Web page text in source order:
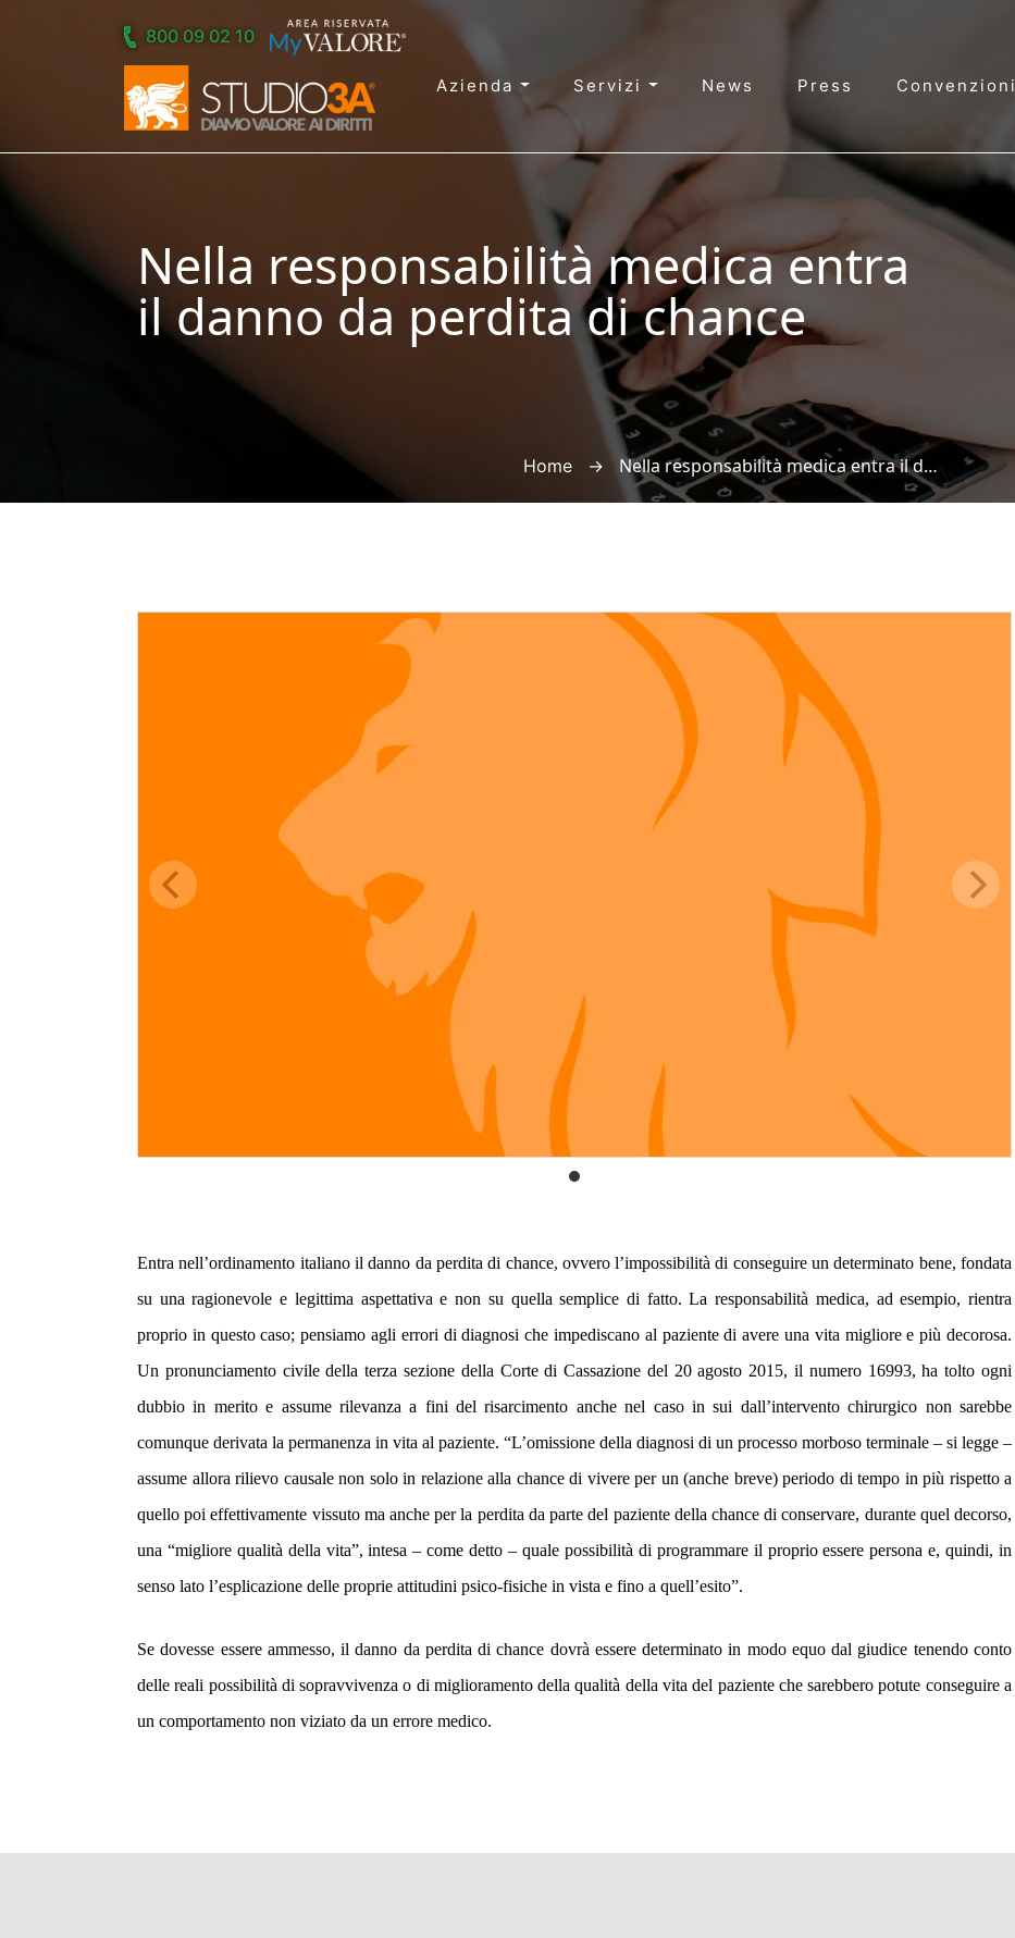
800 09 02 10
Azienda Servizi News Press Convenzioni
Nella responsabilità medica entra
il danno da perdita di chance
Home → Nella responsabilità medica entra il danno da perdita di chance
Entra nell’ordinamento italiano il danno da perdita di chance, ovvero l’impossibilità di conseguire un determinato bene, fondata
su una ragionevole e legittima aspettativa e non su quella semplice di fatto. La responsabilità medica, ad esempio, rientra
proprio in questo caso; pensiamo agli errori di diagnosi che impediscano al paziente di avere una vita migliore e più decorosa.
Un pronunciamento civile della terza sezione della Corte di Cassazione del 20 agosto 2015, il numero 16993, ha tolto ogni
dubbio in merito e assume rilevanza a fini del risarcimento anche nel caso in sui dall’intervento chirurgico non sarebbe
comunque derivata la permanenza in vita al paziente. “L’omissione della diagnosi di un processo morboso terminale – si legge –
assume allora rilievo causale non solo in relazione alla chance di vivere per un (anche breve) periodo di tempo in più rispetto a
quello poi effettivamente vissuto ma anche per la perdita da parte del paziente della chancedi conservare, durante quel decorso,
una “migliore qualità della vita”, intesa – come detto – quale possibilità di programmare il proprio essere persona e, quindi, in
senso lato l’esplicazione delle proprie attitudini psico-fisiche in vista e fino a quell’esito”.
Se dovesse essere ammesso, il danno da perdita di chance dovrà essere determinato in modo equo dal giudice tenendo conto
delle reali possibilità di sopravvivenza o di miglioramento della qualità della vita del paziente che sarebbero potute conseguire a
un comportamento non viziato da un errore medico.